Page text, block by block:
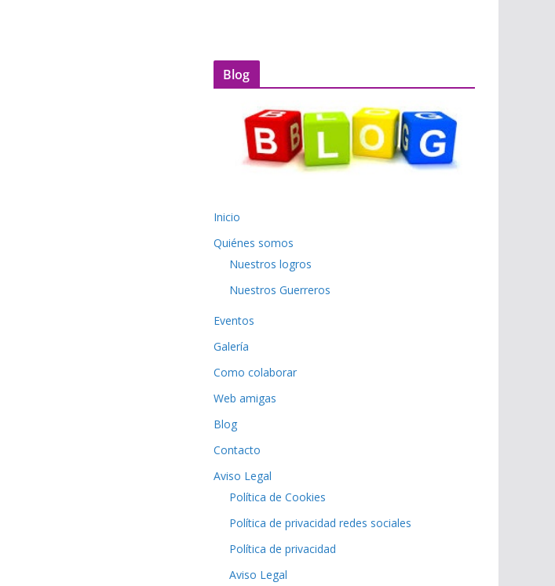
Blog
Inicio
Quiénes somos
Nuestros logros
Nuestros Guerreros
Eventos
Galería
Como colaborar
Web amigas
Blog
Contacto
Aviso Legal
Política de Cookies
Política de privacidad redes sociales
Política de privacidad
Aviso Legal